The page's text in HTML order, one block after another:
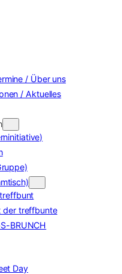
/ Über uns
/ Aktuelles
der treffbunte
BRUNCH
Day